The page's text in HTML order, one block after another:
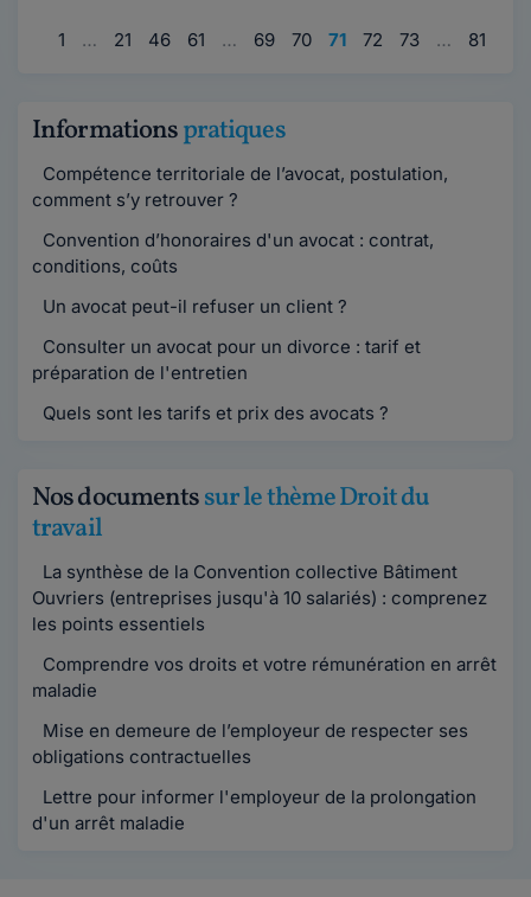
1 … 21 46 61 … 69 70 71 72 73 … 81
Informationspratiques
Compétence territoriale de l’avocat, postulation,
comment s’y retrouver ?
Convention d’honoraires d'un avocat : contrat,
conditions, coûts
Un avocat peut-il refuser un client ?
Consulter un avocat pour un divorce : tarif et
préparation de l'entretien
Quels sont les tarifs et prix des avocats ?
Nos documentssur le thème Droit du
travail
La synthèse de la Convention collective Bâtiment
Ouvriers (entreprises jusqu'à 10 salariés) : comprenez
les points essentiels
Comprendre vos droits et votre rémunération en arrêt
maladie
Mise en demeure de l’employeur de respecter ses
obligations contractuelles
Lettre pour informer l'employeur de la prolongation
d'un arrêt maladie